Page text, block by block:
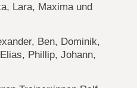
Lara, Maxima und
Ben, Dominik,
Phillip, Johann,